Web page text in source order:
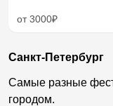
Приключений)
от 3000₽
Санкт-Петербург
Самые разные
городом.